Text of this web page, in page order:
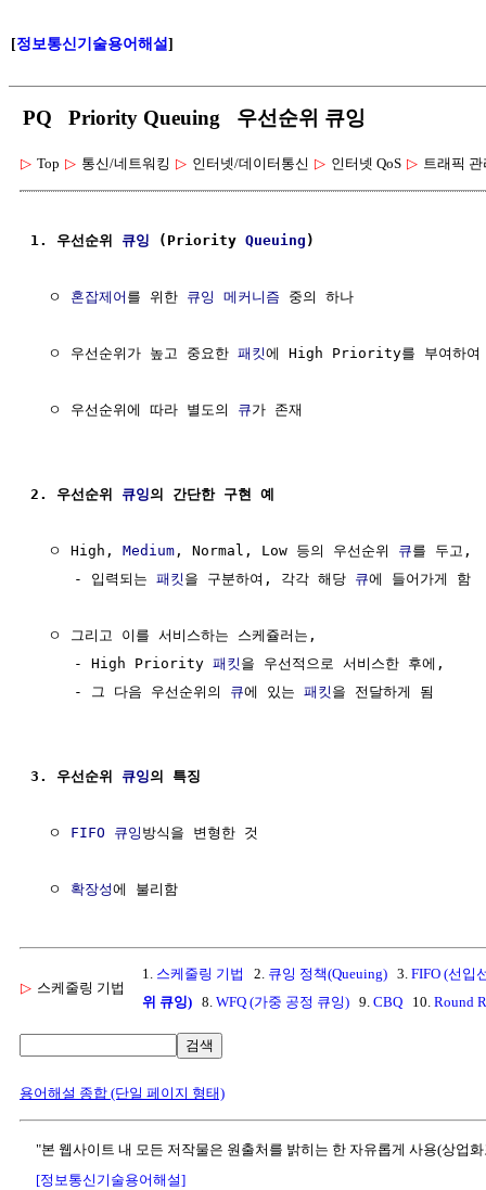
[정보통신기술용어해설]
PQ Priority Queuing 우선순위 큐잉
▷ Top ▷ 통신/네트워킹 ▷ 인터넷/데이터통신 ▷ 인터넷 QoS ▷ 트래픽 관
1. 우선순위 큐잉 (Priority Queuing )
  ㅇ
혼잡제어 를 위한 큐잉 메커니즘 중의 하나
  ㅇ 우선순위가 높고 중요한
패킷에 High Priority를 부여하여
  ㅇ 우선순위에 따라 별도의
큐가 존재
2. 우선순위 큐잉의 간단한 구현 예
  ㅇ High,
Medium , Normal, Low 등의 우선순위 큐를 두고,
     - 입력되는
패킷 을 구분하여, 각각 해당 큐에 들어가게 함
  ㅇ 그리고 이를 서비스하는 스케쥴러는,
     - High Priority
패킷 을 우선적으로 서비스한 후에,
     - 그 다음 우선순위의
큐에 있는 패킷 을 전달하게 됨
3. 우선순위 큐잉의 특징
  ㅇ
FIFO 큐잉 방식을 변형한 것
  ㅇ
확장성
▷ 스케줄링 기법
1. 스케줄링 기법 2. 큐잉 정책(Queuing) 3. FIFO (선입
위 큐잉) 8. WFQ (가중 공정 큐잉) 9. CBQ 10. Round
검색
용어해설 종합 (단일 페이지 형태)
"본 웹사이트 내 모든 저작물은 원출처를 밝히는 한 자유롭게 사용(상업
[정보통신기술용어해설]